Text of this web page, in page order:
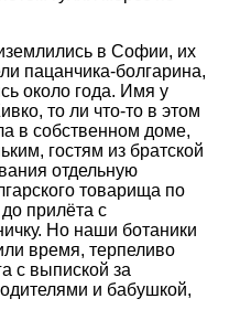
в Софии, их
пацанчика-болгарина,
около года. Имя у
то ли что-то в этом
в собственном доме,
гостям из братской
отдельную
товарища по
прилёта с
Но наши ботаники
время, терпеливо
с выпиской за
и бабушкой,